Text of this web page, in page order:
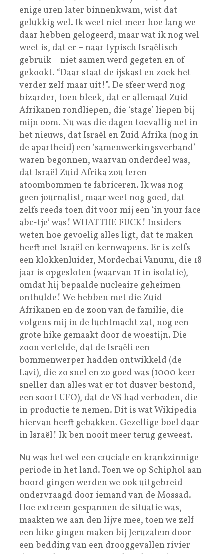
enige uren later binnenkwam, wist dat
gelukkig wel. Ik weet niet meer hoe lang we
daar hebben gelogeerd, maar wat ik nog wel
weet is, dat er – naar typisch Israëlisch
gebruik – niet samen werd gegeten en of
gekookt. “Daar staat de ijskast en zoek het
verder zelf maar uit!”. De sfeer werd nog
bizarder, toen bleek, dat er allemaal Zuid
Afrikanen rondliepen, die ‘stage’ liepen bij
mijn oom. Nu was die dagen toevallig net in
het nieuws, dat Israël en Zuid Afrika (nog in
de apartheid) een ‘samenwerkingsverband’
waren begonnen, waarvan onderdeel was,
dat Israël Zuid Afrika zou leren
atoombommen te fabriceren. Ik was nog
geen journalist, maar weet nog goed, dat
zelfs reeds toen dit voor mij een ‘in your face
abc-tje’ was! WHAT THE FUCK! Insiders
weten hoe gevoelig alles ligt, dat te maken
heeft met Israël en kernwapens. Er is zelfs
een klokkenluider, Mordechai Vanunu, die 18
jaar is opgesloten (waarvan 11 in isolatie),
omdat hij bepaalde nucleaire geheimen
onthulde! We hebben met die Zuid
Afrikanen en de zoon van de familie, die
volgens mij in de luchtmacht zat, nog een
grote hike gemaakt door de woestijn. Die
zoon vertelde, dat de Israëli een
bommenwerper hadden ontwikkeld (de
Lavi), die zo snel en zo goed was (1000 keer
sneller dan alles wat er tot dusver bestond,
een soort UFO), dat de VS had verboden, die
in productie te nemen. Dit is wat Wikipedia
hiervan heeft gebakken. Gezellige boel daar
in Israël! Ik ben nooit meer terug geweest.
Nu was het wel een cruciale en krankzinnige
periode in het land. Toen we op Schiphol aan
boord gingen werden we ook uitgebreid
ondervraagd door iemand van de Mossad.
Hoe extreem gespannen de situatie was,
maakten we aan den lijve mee, toen we zelf
een hike gingen maken bij Jeruzalem door
een bedding van een drooggevallen rivier –